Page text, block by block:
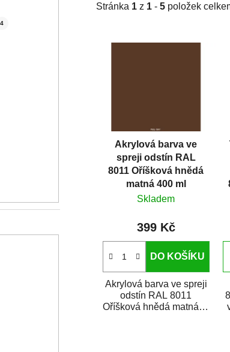
4
Stránka 1 z 1 - 5 položek
Akrylová barva ve
spreji odstín RAL
8011 Oříšková hnědá
matná 400 ml
Skladem
399 Kč
DO KOŠÍKU
Akrylová barva ve spreji
odstín RAL 8011
Oříšková hnědá matná je